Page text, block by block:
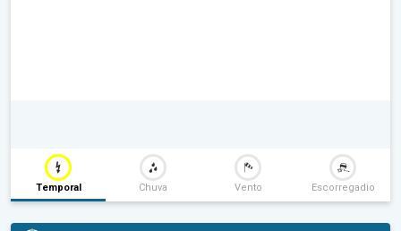
Temporal Chuva Vento Escorregadio